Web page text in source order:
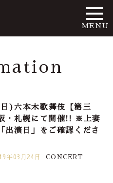
MENU
)六本木歌舞伎【第三
・札幌にて開催!! ※上妻
出演日」をご確認くださ
年03月24日 CONCERT